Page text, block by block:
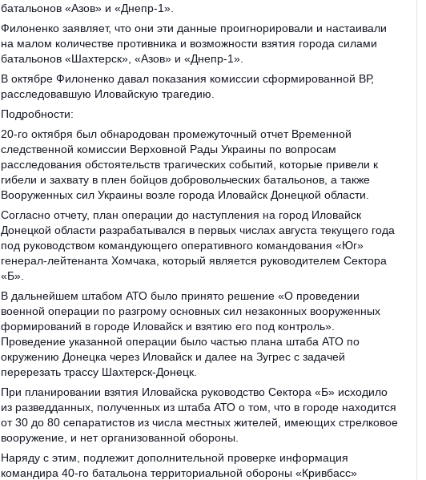
батальонов «Азов» и «Днепр-1».
Филоненко заявляет, что они эти данные проигнорировали и настаивали
на малом количестве противника и возможности взятия города силами
батальонов «Шахтерск», «Азов» и «Днепр-1».
В октябре Филоненко давал показания комиссии сформированной ВР,
расследовавшую Иловайскую трагедию.
Подробности:
20-го октября был обнародован промежуточный отчет Временной
следственной комиссии Верховной Рады Украины по вопросам
расследования обстоятельств трагических событий, которые привели к
гибели и захвату в плен бойцов добровольческих батальонов, а также
Вооруженных сил Украины возле города Иловайск Донецкой области.
Согласно отчету, план операции до наступления на город Иловайск
Донецкой области разрабатывался в первых числах августа текущего года
под руководством командующего оперативного командования «Юг»
генерал-лейтенанта Хомчака, который является руководителем Сектора
«Б».
В дальнейшем штабом АТО было принято решение «О проведении
военной операции по разгрому основных сил незаконных вооруженных
формирований в городе Иловайск и взятию его под контроль».
Проведение указанной операции было частью плана штаба АТО по
окружению Донецка через Иловайск и далее на Зугрес с задачей
перерезать трассу Шахтерск-Донецк.
При планировании взятия Иловайска руководство Сектора «Б» исходило
из разведданных, полученных из штаба АТО о том, что в городе находится
от 30 до 80 сепаратистов из числа местных жителей, имеющих стрелковое
вооружение, и нет организованной обороны.
Наряду с этим, подлежит дополнительной проверке информация
командира 40-го батальона территориальной обороны «Кривбасс»